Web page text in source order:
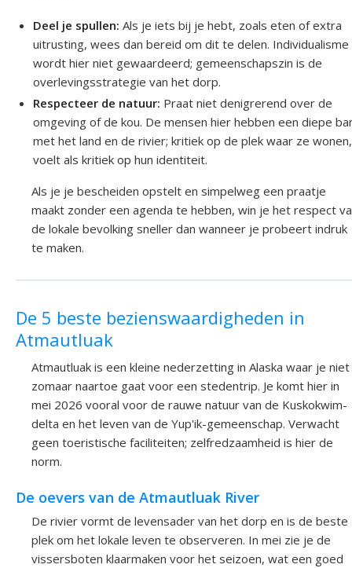
Deel je spullen: Als je iets bij je hebt, zoals eten of extra
uitrusting, wees dan bereid om dit te delen. Individualisme
wordt hier niet gewaardeerd; gemeenschapszin is de
overlevingsstrategie van het dorp.
Respecteer de natuur: Praat niet denigrerend over de
omgeving of de kou. De mensen hier hebben een diepe
met het land en de rivier; kritiek op de plek waar ze wonen,
voelt als kritiek op hun identiteit.
Als je je bescheiden opstelt en simpelweg een praatje
maakt zonder een agenda te hebben, win je het respect
de lokale bevolking sneller dan wanneer je probeert indruk
te maken.
De 5 beste bezienswaardigheden in
Atmautluak
Atmautluak is een kleine nederzetting in Alaska waar je niet
zomaar naartoe gaat voor een stedentrip. Je komt hier in
mei 2026 vooral voor de rauwe natuur van de Kuskokwim-
delta en het leven van de Yup'ik-gemeenschap. Verwacht
geen toeristische faciliteiten; zelfredzaamheid is hier de
norm.
De oevers van de Atmautluak River
De rivier vormt de levensader van het dorp en is de beste
plek om het lokale leven te observeren. In mei zie je de
vissersboten klaarmaken voor het seizoen, wat een goed